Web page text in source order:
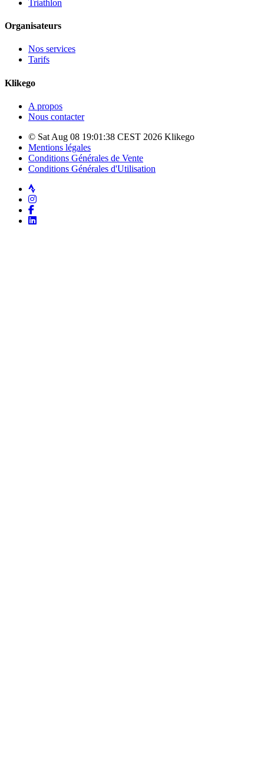
Triathlon
Organisateurs
Nos services
Tarifs
Klikego
A propos
Nous contacter
© Sat Aug 08 19:01:38 CEST 2026 Klikego
Mentions légales
Conditions Générales de Vente
Conditions Générales d'Utilisation
Strava
Instagram
Facebook
LinkedIn